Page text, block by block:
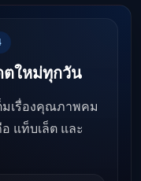
ตใหม่ทุกวัน
มเรื่องคุณภาพคม
แท็บเล็ต และ